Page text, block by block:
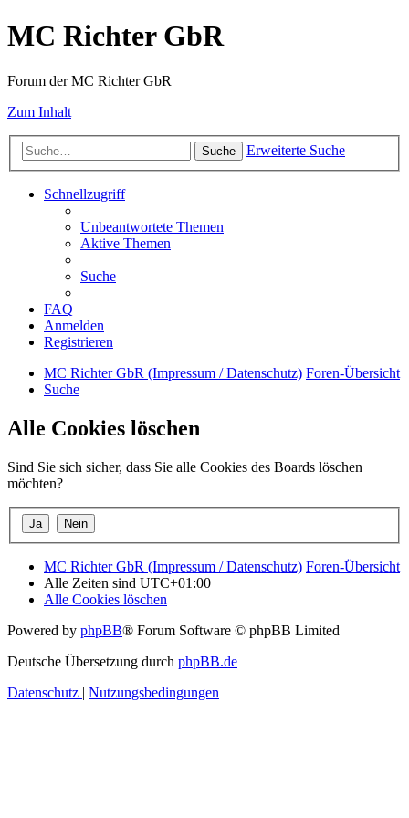
MC Richter GbR
Forum der MC Richter GbR
Zum Inhalt
Suche Erweiterte Suche
Schnellzugriff
Unbeantwortete Themen
Aktive Themen
Suche
FAQ
Anmelden
Registrieren
MC Richter GbR (Impressum / Datenschutz) Foren-Übersicht
Suche
Alle Cookies löschen
Sind Sie sich sicher, dass Sie alle Cookies des Boards löschen
möchten?
MC Richter GbR (Impressum / Datenschutz) Foren-Übersicht
Alle Zeiten sind UTC+01:00
Alle Cookies löschen
Powered by phpBB® Forum Software © phpBB Limited
Deutsche Übersetzung durch phpBB.de
Datenschutz | Nutzungsbedingungen